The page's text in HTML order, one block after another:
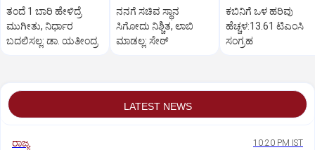
ತಂದೆ 1 ಬಾರಿ ಹೇಳಿದ್ರೆ
ಮುಗೀತು, ನಿರ್ಧಾರ
ಬದಲಿಸಲ್ಲ: ಡಾ. ಯತೀಂದ್ರ
ನನಗೆ ಸಚಿವ ಸ್ಥಾನ
ಸಿಗೋದು ನಿಶ್ಚಿತ, ಲಾಬಿ
ಮಾಡಲ್ಲ: ಸೇಠ್‌
ಕಬಿನಿಗೆ ಒಳ ಹರಿವು
ಹೆಚ್ಚಳ:13.61 ಟಿಎಂಸಿ
ಸಂಗ್ರಹ
LATEST NEWS
ರಾಜ್ಯ 10:20 PM IST